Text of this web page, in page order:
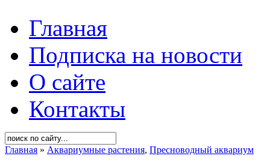
Главная
Подписка на новости
О сайте
Контакты
Главная » Аквариумные растения, Пресноводный аквариум